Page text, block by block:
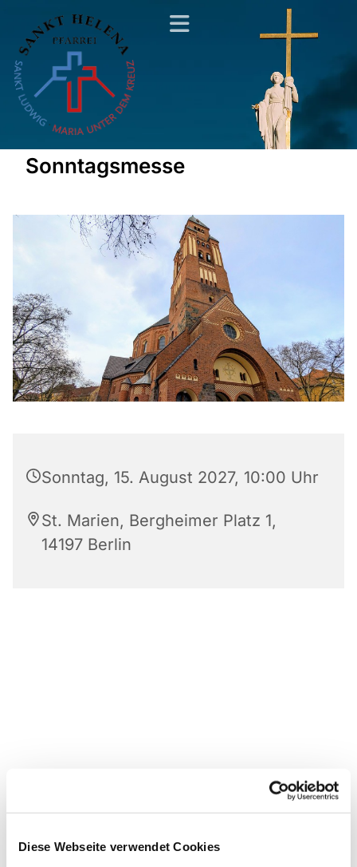
Diese Webseite verwendet Cookies
Sonntagsmesse
Sonntag, 15. August 2027, 10:00 Uhr
St. Marien, Bergheimer Platz 1,
14197 Berlin